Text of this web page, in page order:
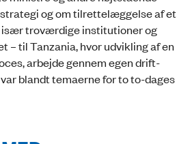
og om tilrettelæggelse af et
især troværdige institutioner og
– til Tanzania, hvor udvikling af en
arbejde gennem egen drift-
blandt temaerne for to to-dages